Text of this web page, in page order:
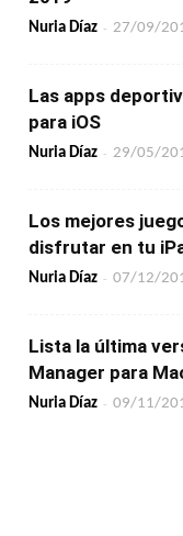
Nuria Díaz - 27/09/
Las apps
para iOS
Nuria Díaz - 29/05/
Los mejores
disfrutar en tu
Nuria Díaz - 07/12/
Lista la última
Manager para
Nuria Díaz - 09/11/